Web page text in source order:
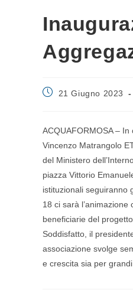
21 Giugno 2023
ACQUAFORMOSA –
Vincenzo Matrangolo
del Ministero
piazza Vittorio
istituzionali seguiranno
18 ci sarà
beneficiarie del
Soddisfatto, il
associazione svolge
e crescita sia per